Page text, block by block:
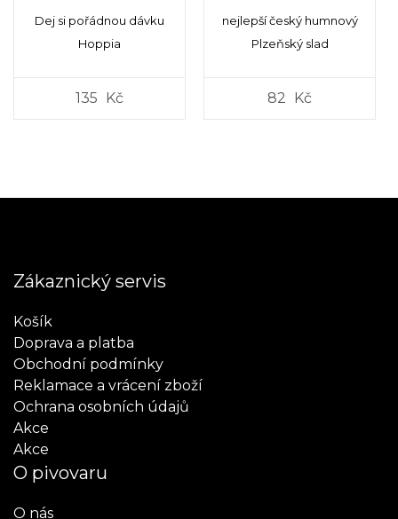
Dej si pořádnou dávku
Hoppia
135 Kč
nejlepší český humnový
Plzeňský slad
82 Kč
Zákaznický servis
Košík
Doprava a platba
Obchodní podmínky
Reklamace a vrácení zboží
Ochrana osobních údajů
Akce
Akce
O pivovaru
O nás